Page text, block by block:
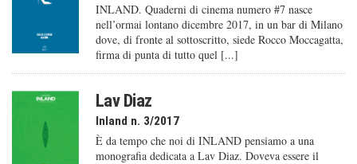
INLAND. Quaderni di cinema numero #7 nasce
nell’ormai lontano dicembre 2017, in un bar di Milano
dove, di fronte al sottoscritto, siede Rocco Moccagatta,
firma di punta di tutto quel [...]
Lav Diaz
Inland n. 3/2017
È da tempo che noi di INLAND pensiamo a una
monografia dedicata a Lav Diaz. Doveva essere il